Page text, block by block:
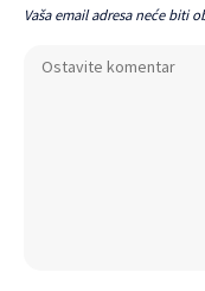
Vaša email adresa neće biti